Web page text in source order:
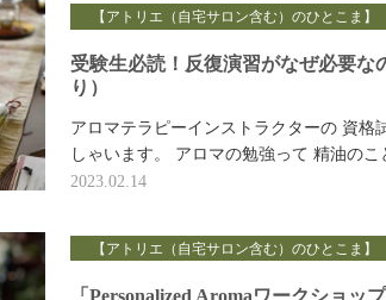
【アトリエ（自宅サロン含む）のひとこま】
受験生必読！反復演習がなぜ必要な
り）
アロマテラピーインストラクターの 資格
しゃいます。 アロマの勉強って 精油のこ
2023.02.14
【アトリエ（自宅サロン含む）のひとこま】
「Personalized Aromaワークショッ